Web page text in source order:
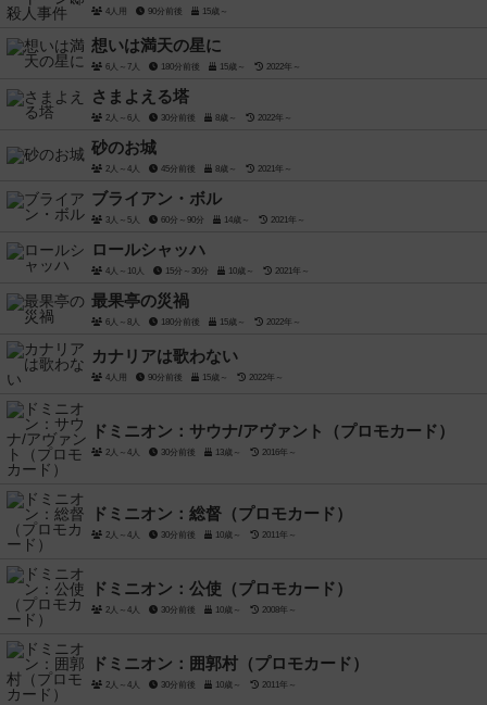
4人用 90分前後 15歳～
想いは満天の星に
6人～7人 180分前後 15歳～ 2022年～
さまよえる塔
2人～6人 30分前後 8歳～ 2022年～
砂のお城
2人～4人 45分前後 8歳～ 2021年～
ブライアン・ボル
3人～5人 60分～90分 14歳～ 2021年～
ロールシャッハ
4人～10人 15分～30分 10歳～ 2021年～
最果亭の災禍
6人～8人 180分前後 15歳～ 2022年～
カナリアは歌わない
4人用 90分前後 15歳～ 2022年～
ドミニオン：サウナ/アヴァント（プロモカード）
2人～4人 30分前後 13歳～ 2016年～
ドミニオン：総督（プロモカード）
2人～4人 30分前後 10歳～ 2011年～
ドミニオン：公使（プロモカード）
2人～4人 30分前後 10歳～ 2008年～
ドミニオン：囲郭村（プロモカード）
2人～4人 30分前後 10歳～ 2011年～